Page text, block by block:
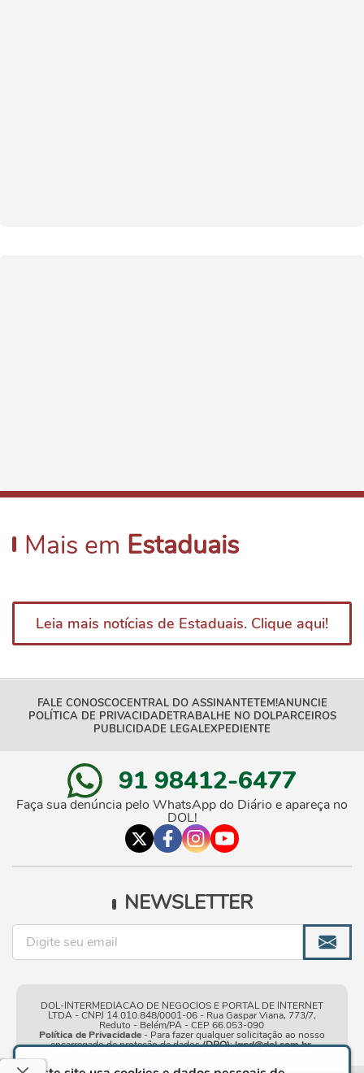
Mais em Estaduais
Leia mais notícias de Estaduais. Clique aqui!
FALE CONOSCOCENTRAL DO ASSINANTETEM!ANUNCIE
POLÍTICA DE PRIVACIDADETRABALHE NO DOLPARCEIROS
PUBLICIDADE LEGALEXPEDIENTE
91 98412-6477
Faça sua denúncia pelo WhatsApp do Diário e apareça no
DOL!
NEWSLETTER
DOL-INTERMEDIACAO DE NEGOCIOS E PORTAL DE INTERNET
LTDA - CNPJ 14.010.848/0001-06 - Rua Gaspar Viana, 773/7,
Reduto - Belém/PA - CEP 66.053-090
Política de Privacidade- Para fazer qualquer solicitação ao nosso
encarregado de proteção de dados(DPO):lgpd@dol.com.br.